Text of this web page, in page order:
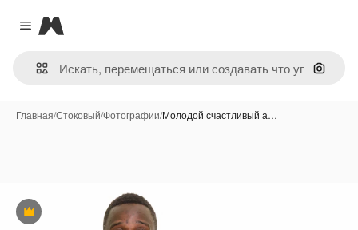
Close menu
Magnific
Поиск
Главная/Стоковый/Фотографии/Молодой счастливый а…
Премиум